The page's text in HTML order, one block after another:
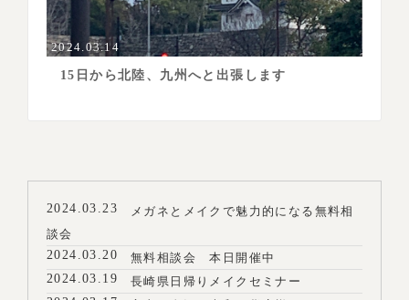
2024.03.14
15日から北陸、九州へと出張します
2024.03.23
メガネとメイクで魅力的になる無料相
談会
2024.03.20
無料相談会 本日開催中
2024.03.19
長崎県日帰りメイクセミナー